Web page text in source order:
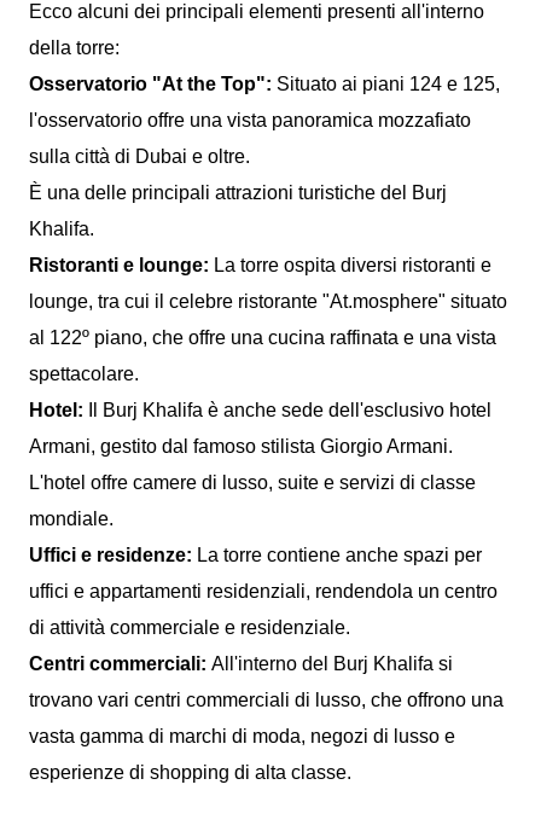
Ecco alcuni dei principali elementi presenti all'interno
della torre:
Osservatorio "At the Top": Situato ai piani 124 e 125,
l'osservatorio offre una vista panoramica mozzafiato
sulla città di Dubai e oltre.
È una delle principali attrazioni turistiche del Burj
Khalifa.
Ristoranti e lounge: La torre ospita diversi ristoranti e
lounge, tra cui il celebre ristorante "At.mosphere" situato
al 122º piano, che offre una cucina raffinata e una vista
spettacolare.
Hotel:
Il Burj Khalifa è anche sede dell'esclusivo hotel
Armani, gestito dal famoso stilista Giorgio Armani.
L'hotel offre camere di lusso, suite e servizi di classe
mondiale.
Uffici e residenze: La torre contiene anche spazi per
uffici e appartamenti residenziali, rendendola un centro
di attività commerciale e residenziale.
Centri commerciali: All'interno del Burj Khalifa si
trovano vari centri commerciali di lusso, che offrono una
vasta gamma di marchi di moda, negozi di lusso e
esperienze di shopping di alta classe.